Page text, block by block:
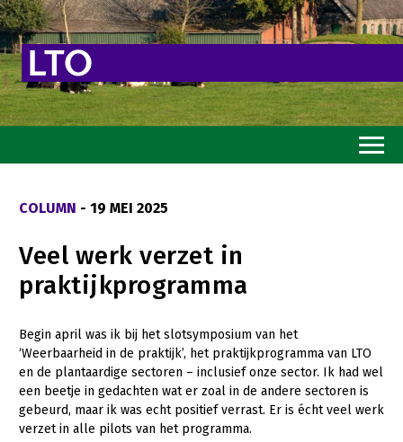
Goed eten
Mooi groen
Sterk ondernemerschap
Transitiepaden
Thema’s
Gezonde planten
COLUMN - 19 MEI 2025
Veel werk verzet in
praktijkprogramma
Begin april was ik bij het slotsymposium van het
‘Weerbaarheid in de praktijk’, het praktijkprogramma van LTO
en de plantaardige sectoren – inclusief onze sector. Ik had wel
een beetje in gedachten wat er zoal in de andere sectoren is
gebeurd, maar ik was echt positief verrast. Er is écht veel werk
verzet in alle pilots van het programma.